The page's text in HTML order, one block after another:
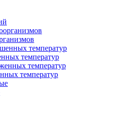
температур
температур